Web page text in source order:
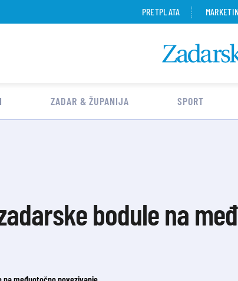
PRETPLATA
ZADAR & ŽUPANIJA SPORT
bodule na